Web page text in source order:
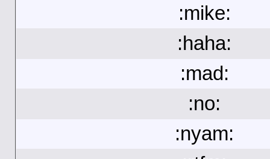
:mike:
:haha:
:mad:
:no:
:nyam: